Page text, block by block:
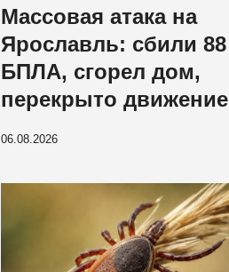
Массовая атака на
Ярославль: сбили 88
БПЛА, сгорел дом,
перекрыто движение
06.08.2026